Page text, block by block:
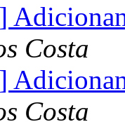
Costa
Costa